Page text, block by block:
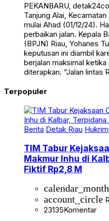
PEKANBARU,
Tanjung Alai,
mulai Ahad (01/12/24).
perbaikan jalan. Kepala
(BPJN) Riau, Yohanes
keputusan ini diambil
berjalan maksimal
diterapkan. “Jalan lintas
Terpopuler
Berita Detak Riau Hukrim
TIM Tabur
Makmur Inhu di
Fiktif Rp2,8 M
calendar_month
account_circle
23135Komentar